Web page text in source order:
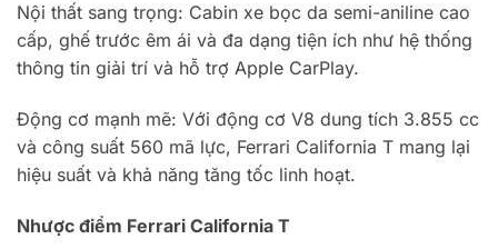
Nội thất sang trọng: Cabin xe bọc da semi-aniline cao
cấp, ghế trước êm ái và đa dạng tiện ích như hệ thống
thông tin giải trí và hỗ trợ Apple CarPlay.
Động cơ mạnh mẽ: Với động cơ V8 dung tích 3.855 cc
và công suất 560 mã lực, Ferrari California T mang lại
hiệu suất và khả năng tăng tốc linh hoạt.
Nhược điểm Ferrari California T